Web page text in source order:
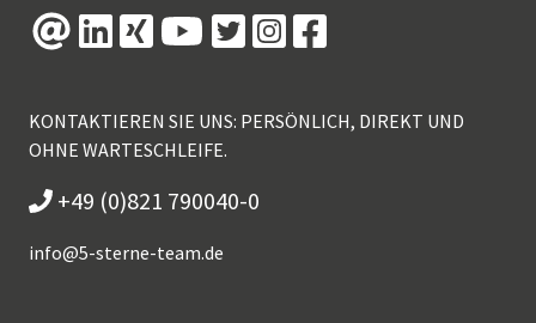
KONTAKTIEREN SIE UNS: PERSÖNLICH, DIREKT UND
OHNE WARTESCHLEIFE.
+49 (0)821 790040-0
info@5-sterne-team.de